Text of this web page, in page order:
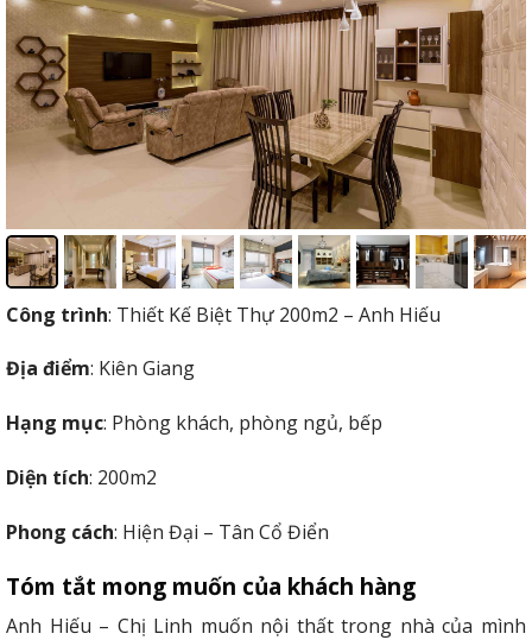
Công trình: Thiết Kế Biệt Thự 200m2 – Anh Hiếu
Địa điểm: Kiên Giang
Hạng mục: Phòng khách, phòng ngủ, bếp
Diện tích: 200m2
Phong cách: Hiện Đại – Tân Cổ Điển
Tóm tắt mong muốn của khách hàng
Anh Hiếu – Chị Linh muốn nội thất trong nhà của mình